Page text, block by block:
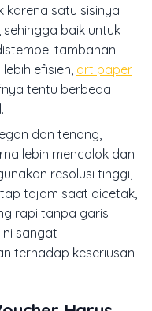
karena satu sisinya
baik untuk
tambahan.
efisien, art paper
tentu berbeda
dan tenang,
lebih mencolok dan
resolusi tinggi,
tajam saat dicetak,
rapi tanpa garis
sangat
terhadap keseriusan